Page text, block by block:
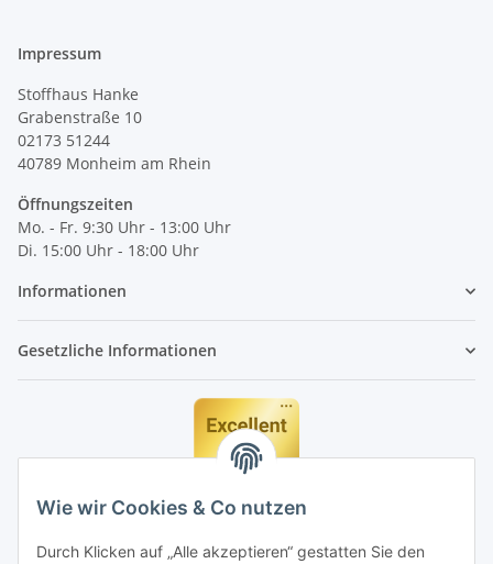
Wie wir Cookies & Co nutzen
Durch Klicken auf „Alle akzeptieren“ gestatten Sie den
Impressum
Stoffhaus Hanke
Grabenstraße 10
02173 51244
40789 Monheim am Rhein
Öffnungszeiten
Mo. - Fr. 9:30 Uhr - 13:00 Uhr
Di. 15:00 Uhr - 18:00 Uhr
Informationen
Gesetzliche Informationen